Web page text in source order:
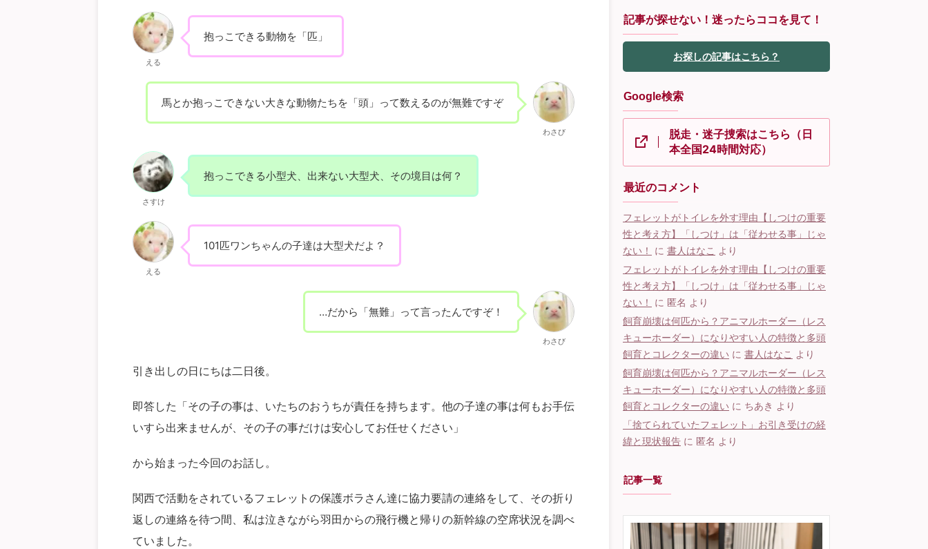
える
抱っこできる動物を「匹」
馬とか抱っこできない大きな動物たちを「頭」って数えるのが無難ですぞ
わさび
さすけ
抱っこできる小型犬、出来ない大型犬、その境目は何？
える
101匹ワンちゃんの子達は大型犬だよ？
…だから「無難」って言ったんですぞ！
わさび
引き出しの日にちは二日後。
即答した「その子の事は、いたちのおうちが責任を持ちます。他の子達の事は何もお手伝
いすら出来ませんが、その子の事だけは安心してお任せください」
から始まった今回のお話し。
関西で活動をされているフェレットの保護ボラさん達に協力要請の連絡をして、その折り
返しの連絡を待つ間、私は泣きながら羽田からの飛行機と帰りの新幹線の空席状況を調べ
ていました。
記事が探せない！迷ったらココを見て！
お探しの記事はこちら？
Google検索
脱走・迷子捜索はこちら（日
本全国24時間対応）
最近のコメント
フェレットがトイレを外す理由【しつけの重要
性と考え方】「しつけ」は「従わせる事」じゃ
ない！
に 書人はなこ より
フェレットがトイレを外す理由【しつけの重要
性と考え方】「しつけ」は「従わせる事」じゃ
ない！
に 匿名 より
飼育崩壊は何匹から？アニマルホーダー（レス
キューホーダー）になりやすい人の特徴と多頭
飼育とコレクターの違い に 書人はなこ より
飼育崩壊は何匹から？アニマルホーダー（レス
キューホーダー）になりやすい人の特徴と多頭
飼育とコレクターの違い に ちあき より
「捨てられていたフェレット」お引き受けの経
緯と現状報告 に 匿名 より
記事一覧